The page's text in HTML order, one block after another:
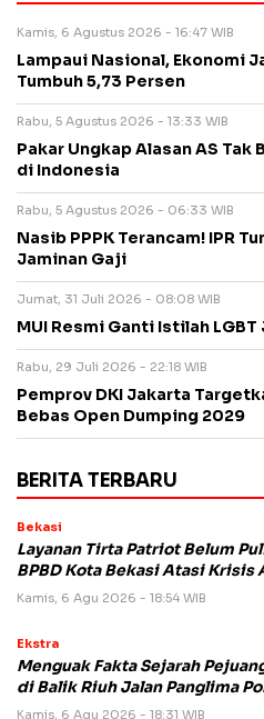
Kamis, 6 Agustus 2026 - 16:47 WIB
Lampaui Nasional, Ekonomi
Tumbuh 5,73 Persen
Rabu, 5 Agustus 2026 - 13:33 WIB
Pakar Ungkap Alasan AS Tak
di Indonesia
Rabu, 5 Agustus 2026 - 06:33 WIB
Nasib PPPK Terancam! IPR
Jaminan Gaji
Jumat, 31 Juli 2026 - 08:08 WIB
MUI Resmi Ganti Istilah LGBT
Rabu, 29 Juli 2026 - 22:18 WIB
Pemprov DKI Jakarta
Bebas Open Dumping 2029
BERITA TERBARU
Bekasi
Layanan Tirta Patriot Belum
BPBD Kota Bekasi Atasi Krisis
Kamis, 6 Agu 2026 - 18:54 WIB
Ekstra
Menguak Fakta Sejarah
di Balik Riuh Jalan Panglima
Kamis, 6 Agu 2026 - 18:31 WIB